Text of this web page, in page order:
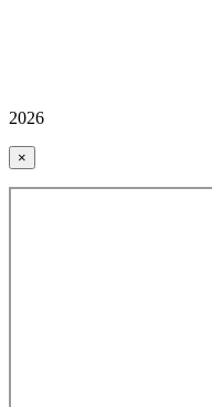
2026
×